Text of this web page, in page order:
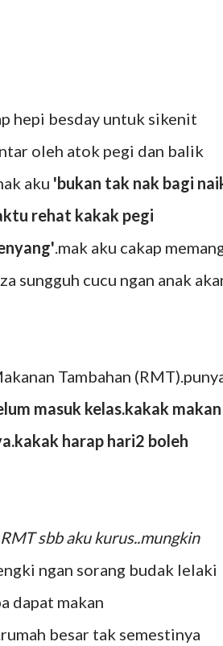
hepi besday untuk sikenit
oleh atok pegi dan balik
aku 'bukan tak nak bagi
rehat kakak pegi
.mak aku cakap
sungguh cucu ngan anak
Tambahan
masuk kelas.kakak makan
harap hari2 boleh
sbb aku kurus..mungkin
ngan sorang budak lelaki
dapat makan
besar tak semestinya